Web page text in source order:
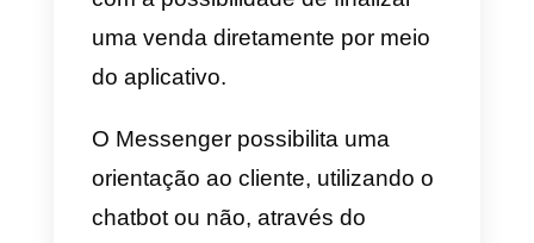
usado para trocar mais de 60
milhões de mensagens entre
empresas e clientes.
Para muitas empresas no mundo